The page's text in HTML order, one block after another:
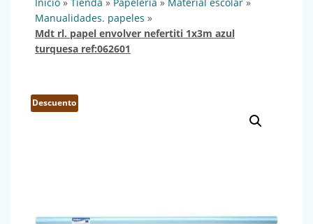
manualidades. papeles »
mdt rl. papel envolver nefertiti 1x3m azul
turquesa ref:062601
Descuento